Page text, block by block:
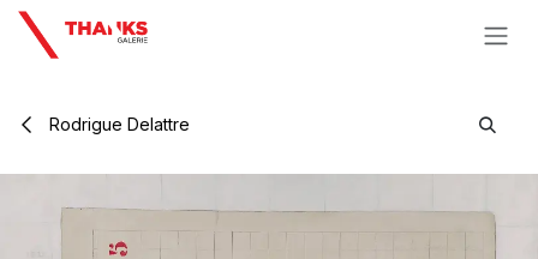
Se rendre au contenu
Rodrigue Delattre